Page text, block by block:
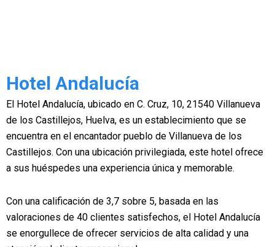
Hotel Andalucía
El Hotel Andalucía, ubicado en C. Cruz, 10, 21540 Villanueva
de los Castillejos, Huelva, es un establecimiento que se
encuentra en el encantador pueblo de Villanueva de los
Castillejos. Con una ubicación privilegiada, este hotel ofrece
a sus huéspedes una experiencia única y memorable.
Con una calificación de 3,7 sobre 5, basada en las
valoraciones de 40 clientes satisfechos, el Hotel Andalucía
se enorgullece de ofrecer servicios de alta calidad y una